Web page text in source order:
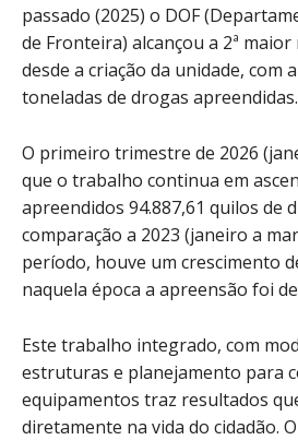
passado (2025) o DOF
de Fronteira) alcançou a 2ª
desde a criação da unidade, com
toneladas de drogas apreendidas.
O primeiro trimestre de 2026
que o trabalho continua em
apreendidos 94.887,61 quilos de
comparação a 2023 (janeiro a
período, houve um crescimento
naquela época a apreensão foi
Este trabalho integrado, com
estruturas e planejamento para
equipamentos traz resultados
diretamente na vida do cidadão.